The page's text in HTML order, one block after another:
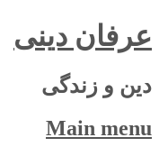
عرفان دینی
دین و زندگی
Main menu